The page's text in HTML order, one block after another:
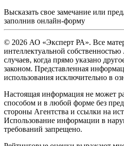
Высказать свое замечание или
заполнив онлайн-форму
© 2026 АО «Эксперт РА». Все
интеллектуальной
случаев, когда прямо указано
законом. Представленная
использования исключительно в
Настоящая информация не может
способом и в любой форме без
стороны Агентства и ссылки на
Использование информации в
требований запрещено.